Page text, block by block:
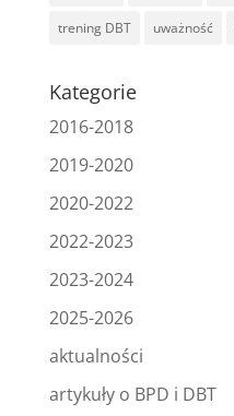
trening DBT uważność
Kategorie
2016-2018
2019-2020
2020-2022
2022-2023
2023-2024
2025-2026
aktualności
artykuły o BPD i DBT